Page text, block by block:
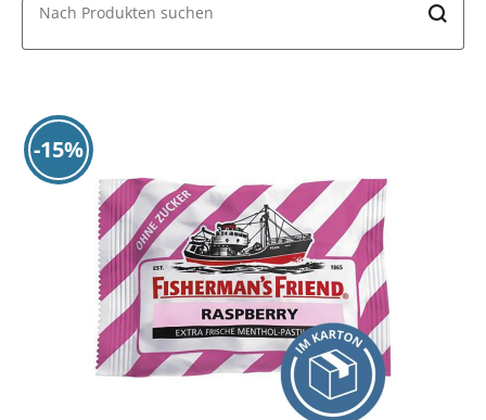
Nach Produkten suchen
-15%